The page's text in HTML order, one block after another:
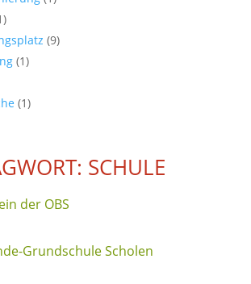
(9)
(1)
(1)
SCHULE
der OBS
Grundschule Scholen